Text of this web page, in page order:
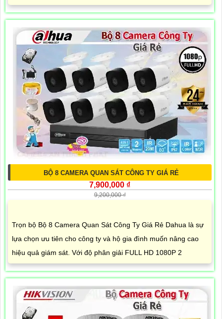
BỘ 8 CAMERA QUAN SÁT CÔNG TY GIÁ RẺ
7,900,000 ₫
9,200,000 ₫
Trọn bộ Bộ 8 Camera Quan Sát Công Ty Giá Rẻ Dahua là sự
lựa chọn ưu tiên cho công ty và hộ gia đình muốn nâng cao
hiệu quả giám sát. Với độ phân giải FULL HD 1080P 2